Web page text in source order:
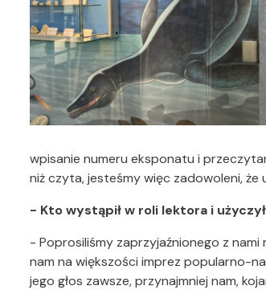
wpisanie numeru eksponatu i
niż czyta, jesteśmy więc zadowoleni, że
- Kto wystąpił w roli lektora i
- Poprosiliśmy zaprzyjaźnionego z
nam na większości imprez popularno-
jego głos zawsze, przynajmniej nam,